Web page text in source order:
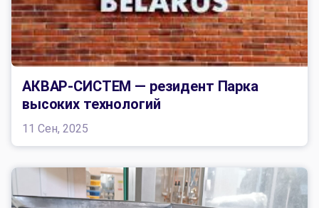
11 Сен, 2025
АКВАР-СИСТЕМ — резидент Парка
высоких технологий